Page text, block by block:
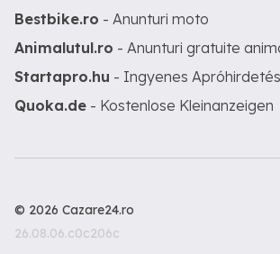
Bestbike.ro - Anunturi moto
Animalutul.ro - Anunturi gratuite
Startapro.hu - Ingyenes Apróhirdetés
Quoka.de - Kostenlose Kleinanzeigen
© 2026 Cazare24.ro
26.08.06.c0c206c